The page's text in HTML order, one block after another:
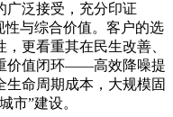
广泛接受，充分印证
性与综合价值。客户的选
更看重其在民生改善、
价值闭环——高效降噪提
命周期成本，大规模固
市”建设。